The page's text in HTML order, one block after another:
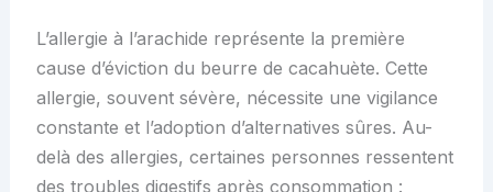
L’allergie à l’arachide représente la première
cause d’éviction du beurre de cacahuète. Cette
allergie, souvent sévère, nécessite une vigilance
constante et l’adoption d’alternatives sûres. Au-
delà des allergies, certaines personnes ressentent
des troubles digestifs après consommation :